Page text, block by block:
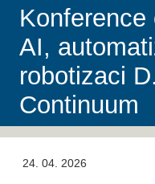
Konference
AI,
robotizaci
Continuum
24. 04. 2026